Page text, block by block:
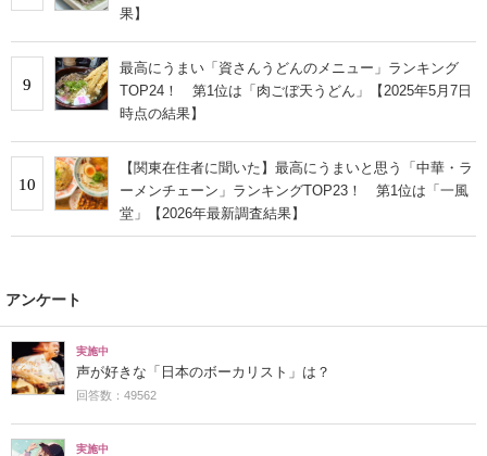
果】
9
最高にうまい「資さんうどんのメニュー」ランキング
TOP24！ 第1位は「肉ごぼ天うどん」【2025年5月7日
時点の結果】
10
【関東在住者に聞いた】最高にうまいと思う「中華・ラ
ーメンチェーン」ランキングTOP23！ 第1位は「一風
堂」【2026年最新調査結果】
アンケート
実施中
声が好きな「日本のボーカリスト」は？
回答数：49562
実施中